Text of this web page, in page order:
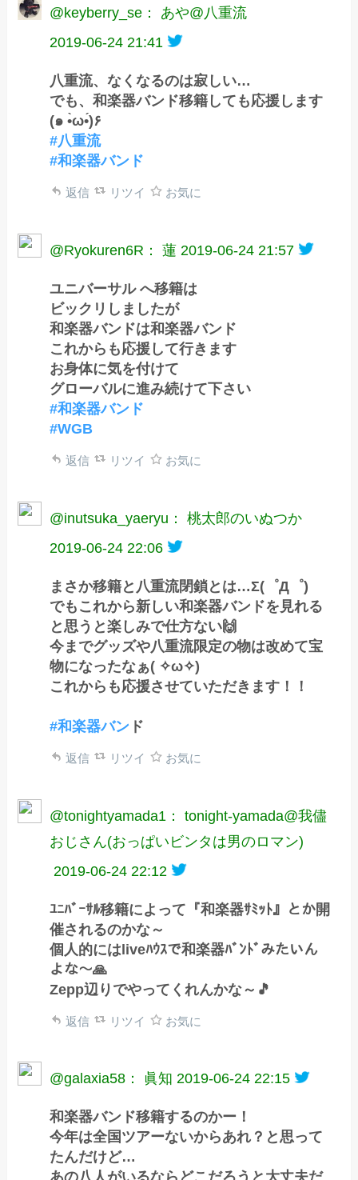
@keyberry_se： あや@八重流
2019-06-24 21:41
八重流、なくなるのは寂しい…
でも、和楽器バンド移籍しても応援します
(๑ •̀ω•́)۶
#八重流
#和楽器バンド
返信 リツイ お気に
@Ryokuren6R： 蓮 2019-06-24 21:57
ユニバーサル へ移籍は
ビックリしましたが
和楽器バンドは和楽器バンド
これからも応援して行きます
お身体に気を付けて
グローバルに進み続けて下さい
#和楽器バンド
#WGB
返信 リツイ お気に
@inutsuka_yaeryu： 桃太郎のいぬつか
2019-06-24 22:06
まさか移籍と八重流閉鎖とは…Σ(゜Д゜)
でもこれから新しい和楽器バンドを見れる
と思うと楽しみで仕方ない🙌
今までグッズや八重流限定の物は改めて宝
物になったなぁ( ✧ω✧)
これからも応援させていただきます！！
#和楽器バン ド
返信 リツイ お気に
@tonightyamada1： tonight-yamada@我儘
おじさん(おっぱいビンタは男のロマン)
2019-06-24 22:12
ﾕﾆﾊﾞｰｻﾙ移籍によって『和楽器ｻﾐｯﾄ』とか開
催されるのかな～
個人的にはliveﾊｳｽで和楽器ﾊﾞﾝﾄﾞみたいん
よな～🙏
Zepp辺りでやってくれんかな～🎵
返信 リツイ お気に
@galaxia58： 眞知 2019-06-24 22:15
和楽器バンド移籍するのかー！
今年は全国ツアーないからあれ？と思って
たんだけど…